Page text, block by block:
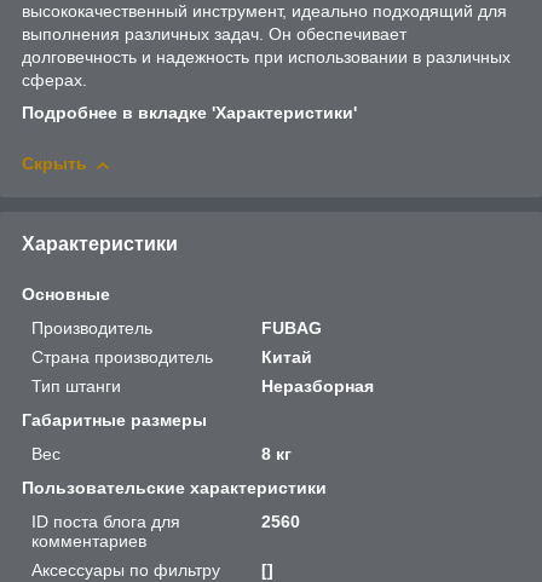
высококачественный инструмент, идеально подходящий для
выполнения различных задач. Он обеспечивает
долговечность и надежность при использовании в различных
сферах.
Подробнее в вкладке 'Характеристики'
Скрыть
Характеристики
Основные
Производитель
FUBAG
Страна производитель
Китай
Тип штанги
Неразборная
Габаритные размеры
Вес
8 кг
Пользовательские характеристики
ID поста блога для
комментариев
2560
Аксессуары по фильтру
[]